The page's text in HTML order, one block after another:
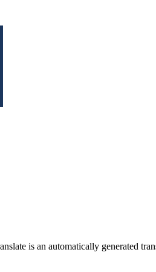
is an automatically generated